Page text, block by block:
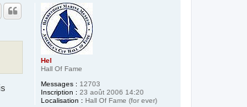
Hel
Hall Of Fame
Messages : 12703
Inscription : 23 août 2006 14:20
Localisation : Hall Of Fame (for ever)